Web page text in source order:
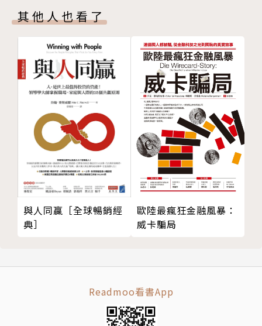
Facebook「學校老師沒教的賺錢秘密」粉絲頁版主，
目前擁有近20萬粉絲
www.facebook.com/richforce88
施文彥
出社會後認知上班無法變有錢，在學習投資技巧後，開
始當起包租公至今九年的時間
從上班時存下的數十萬，至今身價超過千萬的包租公--
替1000位以上人士解決過房地產相關問題並協助許多
年輕人成為包租公
學歷：國立台北科技大學
經歷：工程師、電子業業務
現任：橫大義有限公司股東、百事室內設計創意總監、
王派宏財商集團財務教練
其他人也看了
與人同贏［全球暢銷經
典］
歐陸最瘋狂金融風暴：
威卡騙局
Readmoo看書App